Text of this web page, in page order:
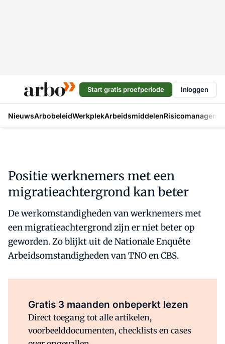
Start gratis proefperiode Inloggen
NieuwsArbobeleidWerkplekArbeidsmiddelen
Positie werknemers met een
migratieachtergrond kan beter
De werkomstandigheden van werknemers met
een migratieachtergrond zijn er niet beter op
geworden. Zo blijkt uit de Nationale Enquête
Arbeidsomstandigheden van TNO en CBS.
Gratis 3 maanden onbeperkt lezen
Direct toegang tot alle artikelen,
voorbeelddocumenten, checklists en cases